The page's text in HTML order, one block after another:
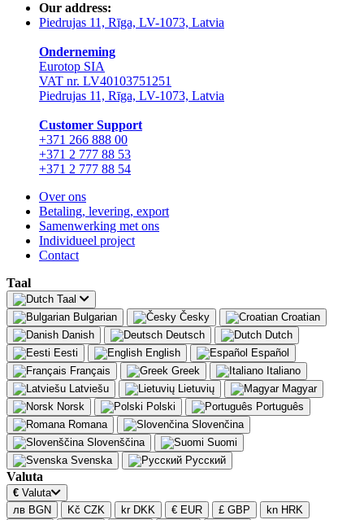
Our address:
Piedrujas 11, Rīga, LV-1073, Latvia
Onderneming
Eurotop SIA
VAT nr. LV40103751251
Piedrujas 11, Rīga, LV-1073, Latvia
Сustomer Support
+371 266 888 00
+371 2 777 88 53
+371 2 777 88 54
Over ons
Betaling, levering, export
Samenwerking met ons
Individueel project
Contact
Taal
Taal
Bulgarian
Česky
Croatian
Danish
Deutsch
Dutch
Eesti
English
Español
Français
Greek
Italiano
Latviešu
Lietuvių
Magyar
Norsk
Polski
Português
Romana
Slovenčina
Slovenščina
Suomi
Svenska
Русский
Valuta
€ Valuta
лв BGN
Kč CZK kr DKK € EUR £ GBP
kn HRK